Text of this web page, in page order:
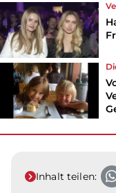
Inhalt teilen: